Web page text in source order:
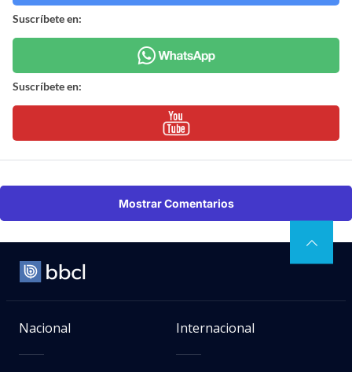
Suscríbete en:
Suscríbete en:
Mostrar Comentarios
Nacional Internacional